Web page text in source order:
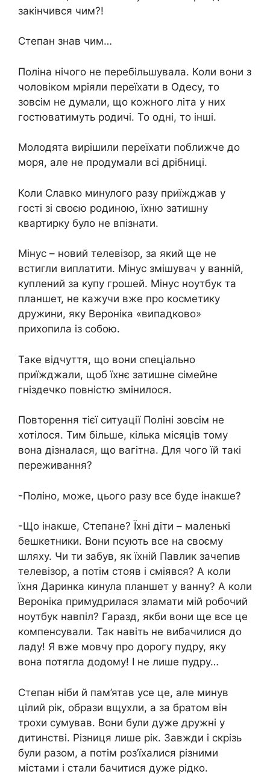
закінчився чим?!
Степан знав чим…
Поліна нічого не перебільшувала. Коли вони з
чоловіком мріяли переїхати в Одесу, то
зовсім не думали, що кожного літа у них
гостюватимуть родичі. То одні, то інші.
Молодята вирішили переїхати поближче до
моря, але не продумали всі дрібниці.
Коли Славко минулого разу приїжджав у
гості зі своєю родиною, їхню затишну
квартирку було не впізнати.
Мінус – новий телевізор, за який ще не
встигли виплатити. Мінус змішувач у ванній,
куплений за купу грошей. Мінус ноутбук та
планшет, не кажучи вже про косметику
дружини, яку Вероніка «випадково»
прихопила із собою.
Таке відчуття, що вони спеціально
приїжджали, щоб їхнє затишне сімейне
гніздечко повністю змінилося.
Повторення тієї ситуації Поліні зовсім не
хотілося. Тим більше, кілька місяців тому
вона дізналася, що вагітна. Для чого їй такі
переживання?
-Поліно, може, цього разу все буде інакше?
-Що інакше, Степане? Їхні діти – маленькі
бешкетники. Вони псують все на своєму
шляху. Чи ти забув, як їхній Павлик зачепив
телевізор, а потім стояв і сміявся? А коли
їхня Даринка кинула планшет у ванну? А коли
Вероніка примудрилася зламати мій робочий
ноутбук навпіл? Гаразд, якби вони ще все це
компенсували. Так навіть не вибачилися до
ладу! Я вже мовчу про дорогу пудру, яку
вона потягла додому! І не лише пудру…
Степан ніби й пам’ятав усе це, але минув
цілий рік, образи вщухли, а за братом він
трохи сумував. Вони були дуже дружні у
дитинстві. Різниця лише рік. Завжди і скрізь
були разом, а потім роз’їхалися різними
містами і стали бачитися дуже рідко.